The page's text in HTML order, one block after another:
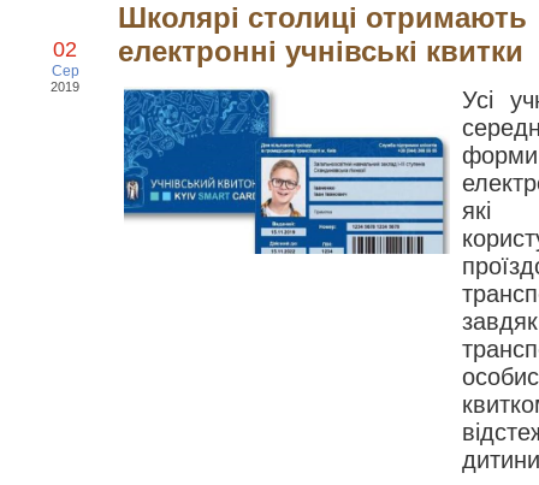
02
Сер
2019
Школярі столиці отримають
електронні учнівські квитки
Усі
форми
які